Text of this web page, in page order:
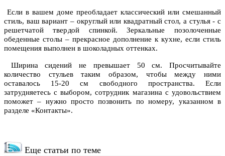
Если в вашем доме преобладает классический или смешанный
стиль, ваш вариант – округлый или квадратный стол, а стулья - с
решетчатой твердой спинкой. Зеркальные позолоченные
обеденные столы – прекрасное дополнение к кухне, если стиль
помещения выполнен в шоколадных оттенках.
Ширина сидений не превышает 50 см. Просчитывайте
количество стульев таким образом, чтобы между ними
оставалось 15-20 см свободного пространства. Если
затрудняетесь с выбором, сотрудник магазина с удовольствием
поможет – нужно просто позвонить по номеру, указанном в
разделе «Контакты».
Еще статьи по теме